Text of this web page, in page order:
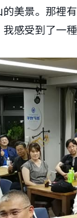
美景。那裡
感受到了一